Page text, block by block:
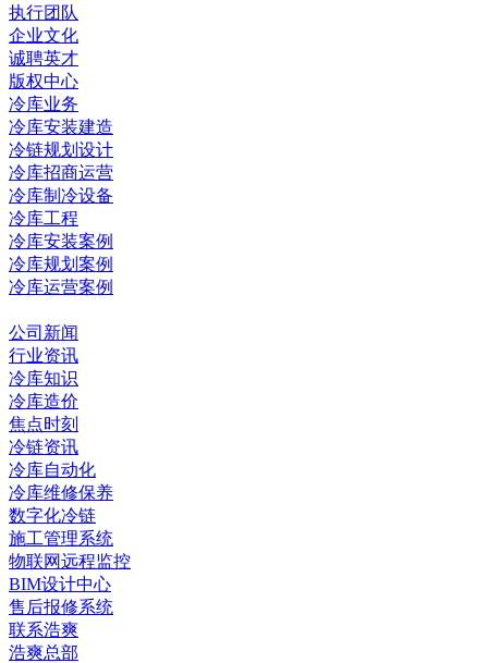
执行团队
企业文化
诚聘英才
版权中心
冷库业务
冷库安装建造
冷链规划设计
冷库招商运营
冷库制冷设备
冷库工程
冷库安装案例
冷库规划案例
冷库运营案例
公司新闻
行业资讯
冷库知识
冷库造价
焦点时刻
冷链资讯
冷库自动化
冷库维修保养
数字化冷链
施工管理系统
物联网远程监控
BIM设计中心
售后报修系统
联系浩爽
浩爽总部